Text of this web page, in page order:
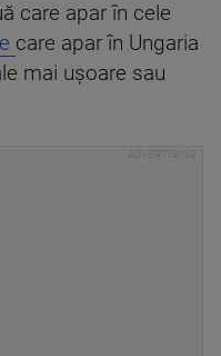
care apar în cele
care apar în Ungaria
mai ușoare sau